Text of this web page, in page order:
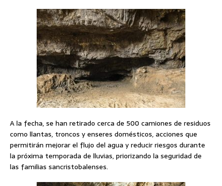
A la fecha, se han retirado cerca de 500 camiones de residuos
como llantas, troncos y enseres domésticos, acciones que
permitirán mejorar el flujo del agua y reducir riesgos durante
la próxima temporada de lluvias, priorizando la seguridad de
las familias sancristobalenses.